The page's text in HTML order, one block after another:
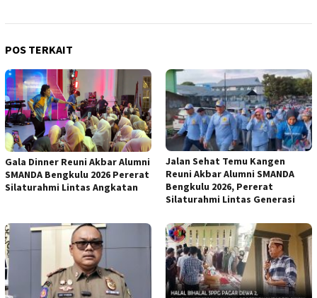
POS TERKAIT
Gala Dinner Reuni Akbar Alumni
SMANDA Bengkulu 2026 Pererat
Silaturahmi Lintas Angkatan
Jalan Sehat Temu Kangen
Reuni Akbar Alumni SMANDA
Bengkulu 2026, Pererat
Silaturahmi Lintas Generasi